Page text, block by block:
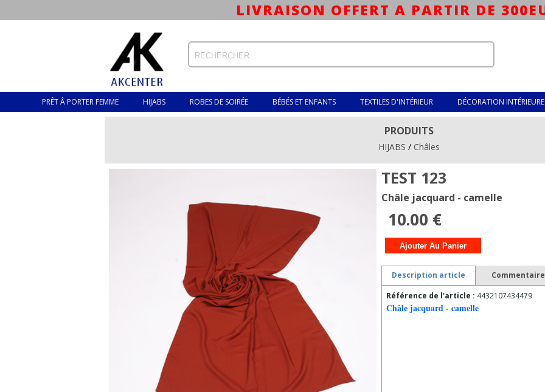
LIVRAISON OFFERT A PARTIR DE
PRÊT Â PORTER FEMME HIJABS ROBES DE SOIRÉE BÉBÉS ET ENFANTS TEXTILES D'INTÉRIEUR DÉCORATION INTÉRIEURE
PRODUITS
HIJABS / Châles
TEST 123
Châle jacquard - camelle
10.00 €
Description article
Référence de l'article : 4432107434479
Châle jacquard - camelle